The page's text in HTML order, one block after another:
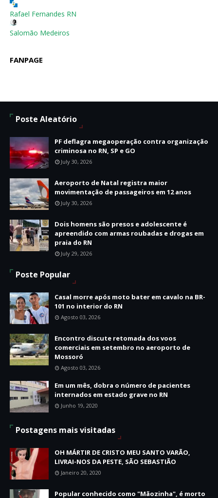
Rafael Fernandes RN
Salomão Medeiros
FANPAGE
Poste Aleatório
PF deflagra megaoperação contra organização
criminosa no RN, SP e GO
July 30, 2026
Aeroporto de Natal registra maior
movimentação de passageiros em 12 anos
July 30, 2026
Dois homens são presos e adolescente é
apreendido com armas roubadas e drogas em
praia do RN
July 29, 2026
Poste Popular
Casal morre após moto bater em cavalo na BR-
101 no interior do RN
Agosto 03, 2026
Encontro discute retomada dos voos
comerciais em setembro no aeroporto de
Mossoró
Agosto 03, 2026
Em um mês, dobra o número de pacientes
internados em estado grave no RN
Junho 19, 2020
Postagens mais visitadas
OH MÁRTIR DE CRISTO MEU SANTO VARÃO,
LIVRAI-NOS DA PESTE, SÃO SEBASTIÃO
Janeiro 20, 2020
Popular conhecido como "Mãozinha", é morto